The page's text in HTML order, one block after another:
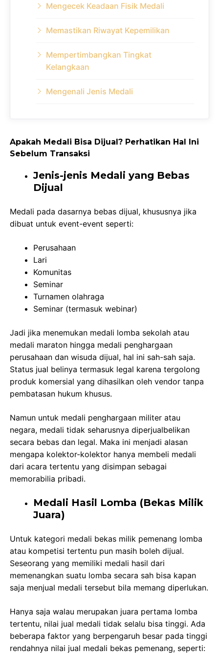
Mengecek Keadaan Fisik Medali
Memastikan Riwayat Kepemilikan
Mempertimbangkan Tingkat
Kelangkaan
Mengenali Jenis Medali
Apakah Medali Bisa Dijual? Perhatikan Hal Ini
Sebelum Transaksi
Jenis-jenis Medali yang Bebas
Dijual
Medali pada dasarnya bebas dijual, khususnya jika
dibuat untuk event-event seperti:
Perusahaan
Lari
Komunitas
Seminar
Turnamen olahraga
Seminar (termasuk webinar)
Jadi jika menemukan medali lomba sekolah atau
medali maraton hingga medali penghargaan
perusahaan dan wisuda dijual, hal ini sah-sah saja.
Status jual belinya termasuk legal karena tergolong
produk komersial yang dihasilkan oleh vendor tanpa
pembatasan hukum khusus.
Namun untuk medali penghargaan militer atau
negara, medali tidak seharusnya diperjualbelikan
secara bebas dan legal. Maka ini menjadi alasan
mengapa kolektor-kolektor hanya membeli medali
dari acara tertentu yang disimpan sebagai
memorabilia pribadi.
Medali Hasil Lomba (Bekas Milik
Juara)
Untuk kategori medali bekas milik pemenang lomba
atau kompetisi tertentu pun masih boleh dijual.
Seseorang yang memiliki medali hasil dari
memenangkan suatu lomba secara sah bisa kapan
saja menjual medali tersebut bila memang diperlukan.
Hanya saja walau merupakan juara pertama lomba
tertentu, nilai jual medali tidak selalu bisa tinggi. Ada
beberapa faktor yang berpengaruh besar pada tinggi
rendahnya nilai jual medali bekas pemenang, seperti: